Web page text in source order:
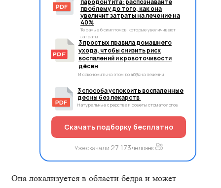
пародонтита: распознавайте
проблему до того, как она
увеличит затраты на лечение на
40%
Те самые 6 симптомов, которые увеличивают
затраты
3 простых правила домашнего
ухода, чтобы снизить риск
воспалений и кровоточивости
дёсен
И сэкономить на этом до 40% на лечении
3 способа успокоить воспаленные
десны без лекарств
Натуральные средства и советы стоматологов
Скачать подборку бесплатно
Уже скачали 27 173человек
Она локализуется в области бедра и может